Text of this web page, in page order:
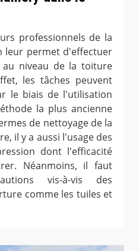
professionnels de la
leur permet d'effectuer
niveau de la toiture
les tâches peuvent
le biais de l'utilisation
la plus ancienne
de nettoyage de la
il y a aussi l'usage des
dont l'efficacité
Néanmoins, il faut
vis-à-vis des
comme les tuiles et